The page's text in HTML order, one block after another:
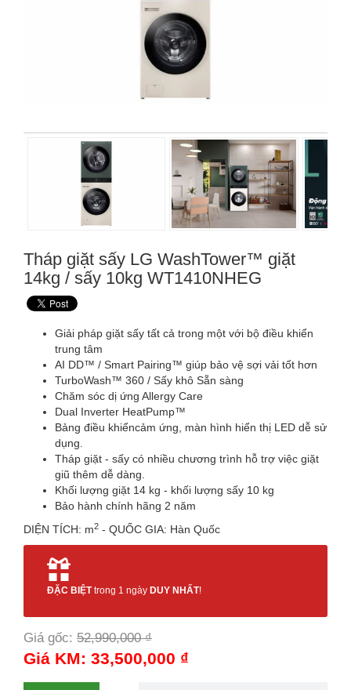
Tháp giặt sấy LG WashTower™ giặt
14kg / sấy 10kg WT1410NHEG
Giải pháp giặt sấy tất cả trong một với bộ điều khiển
trung tâm
AI DD™ / Smart Pairing™ giúp bảo vệ sợi vải tốt hơn
TurboWash™ 360 / Sấy khô Sẵn sàng
Chăm sóc dị ứng Allergy Care
Dual Inverter HeatPump™
Bảng điều khiểncảm ứng, màn hình hiển thị LED dễ sử
dụng.
Tháp giặt - sấy có nhiều chương trình hỗ trợ việc giặt
giũ thêm dễ dàng.
Khối lượng giặt 14 kg - khối lượng sấy 10 kg
Bảo hành chính hãng 2 năm
DIỆN TÍCH: m2 - QUỐC GIA: Hàn Quốc
ĐẶC BIỆTtrong 1 ngày DUY NHẤT!
Giá gốc: 52,990,000 ₫
Giá KM: 33,500,000 ₫